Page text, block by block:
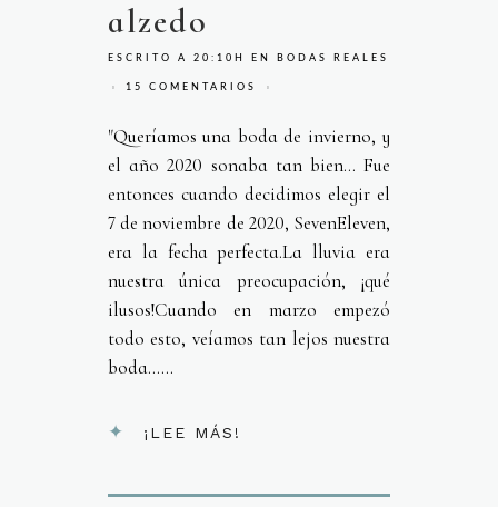
alzedo
ESCRITO A 20:10H EN BODAS REALES
15 COMENTARIOS
"Queríamos una boda de invierno, y
el año 2020 sonaba tan bien… Fue
entonces cuando decidimos elegir el
7 de noviembre de 2020, SevenEleven,
era la fecha perfecta.La lluvia era
nuestra única preocupación, ¡qué
ilusos!Cuando en marzo empezó
todo esto, veíamos tan lejos nuestra
boda…...
¡LEE MÁS!